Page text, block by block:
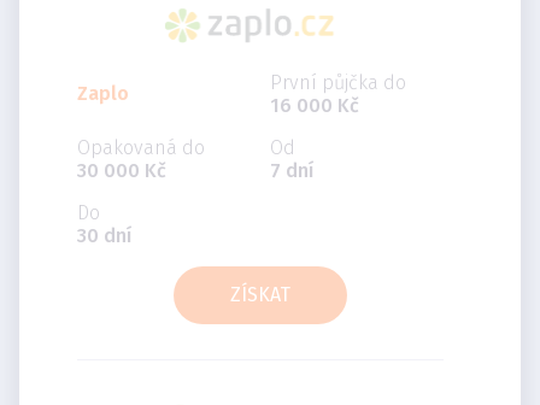
Zaplo
První půjčka do
16 000 Kč
Opakovaná do
30 000 Kč
Od
7 dní
Do
30 dní
ZÍSKAT